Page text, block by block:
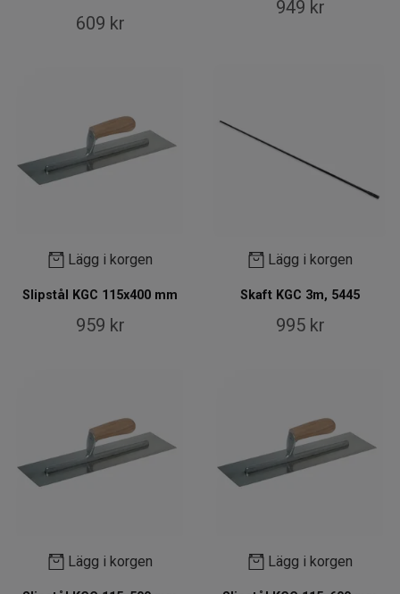
609 kr
949 kr
Lägg i korgen
Slipstål KGC 115x400 mm
959 kr
Lägg i korgen
Skaft KGC 3m, 5445
995 kr
Lägg i korgen Lägg i korgen